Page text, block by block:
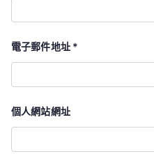
電子郵件地址 *
個人網站網址